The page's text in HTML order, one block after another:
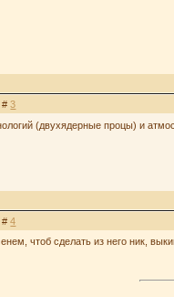
#3
(двухядерные процы) и
#4
чтоб сделать из него ник,